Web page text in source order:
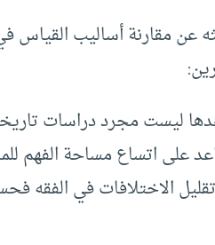
مقارنة أساليب القياس
ليست مجرد دراسات
على اتساع مساحة الفهم
الاختلافات في الفقه